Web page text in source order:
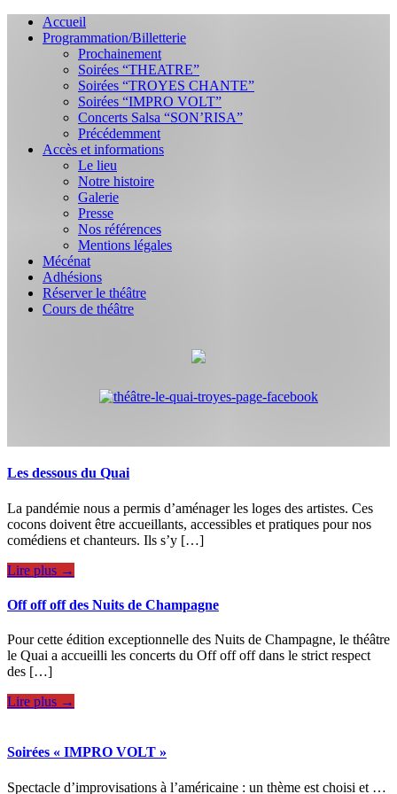
Accueil
Programmation/Billetterie
Prochainement
Soirées “THEATRE”
Soirées “TROYES CHANTE”
Soirées “IMPRO VOLT”
Concerts Salsa “SON’RISA”
Précédemment
Accès et informations
Le lieu
Notre histoire
Galerie
Presse
Nos références
Mentions légales
Mécénat
Adhésions
Réserver le théâtre
Cours de théâtre
Les dessous du Quai
La pandémie nous a permis d’aménager les loges des artistes. Ces
cocons doivent être accueillants, accessibles et pratiques pour nos
comédiens et chanteurs. Ils s’y […]
Lire plus →
Off off off des Nuits de Champagne
Pour cette édition exceptionnelle des Nuits de Champagne, le théâtre
le Quai a accueilli les concerts du Off off off dans le strict respect
des […]
Lire plus →
Soirées « IMPRO VOLT »
Spectacle d’improvisations à l’américaine : un thème est choisi et …